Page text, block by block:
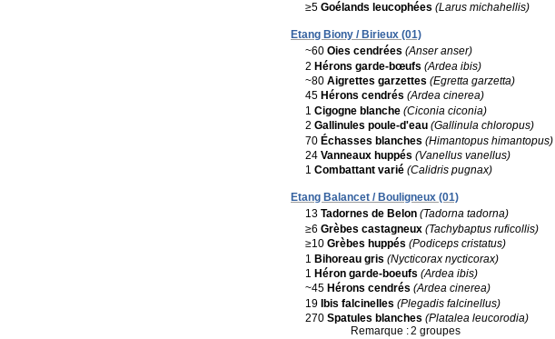
≥5 Goélands leucophées (Larus michahellis)
Etang Biony / Birieux (01)
~60 Oies cendrées (Anser anser)
2 Hérons garde-bœufs (Ardea ibis)
~80 Aigrettes garzettes (Egretta garzetta)
45 Hérons cendrés (Ardea cinerea)
1 Cigogne blanche (Ciconia ciconia)
2 Gallinules poule-d'eau (Gallinula chloropus)
70 Échasses blanches (Himantopus himantopus)
24 Vanneaux huppés (Vanellus vanellus)
1 Combattant varié (Calidris pugnax)
Etang Balancet / Bouligneux (01)
13 Tadornes de Belon (Tadorna tadorna)
≥6 Grèbes castagneux (Tachybaptus ruficollis)
≥10 Grèbes huppés (Podiceps cristatus)
1 Bihoreau gris (Nycticorax nycticorax)
1 Héron garde-boeufs (Ardea ibis)
~45 Hérons cendrés (Ardea cinerea)
19 Ibis falcinelles (Plegadis falcinellus)
270 Spatules blanches (Platalea leucorodia)
Remarque :2 groupes